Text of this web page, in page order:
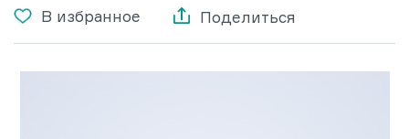
В избранное Поделиться